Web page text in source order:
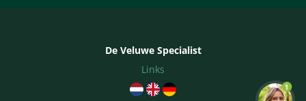
De Veluwe Specialist
Links
1